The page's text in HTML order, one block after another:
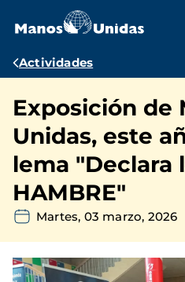
contenido
Ruta
navegación
Actividades
Exposición de
Unidas, este
lema "Declara
HAMBRE"
Martes, 03 marzo, 2026